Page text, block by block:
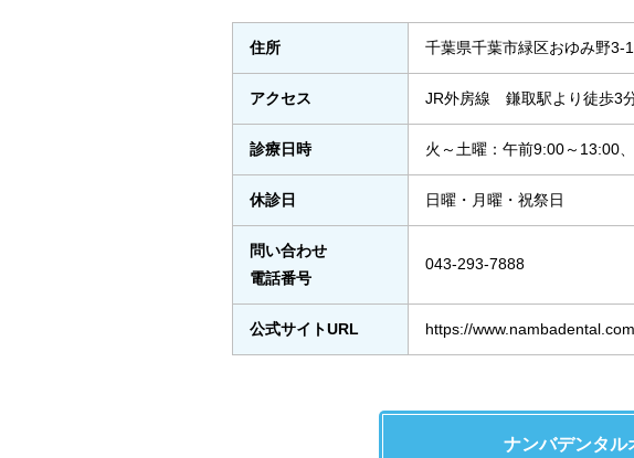
住所 千葉県千葉市緑区おゆみ野3-
アクセス JR外房線 鎌取駅より徒歩3
診療日時 火～土曜：午前9:00～13:00
休診日 日曜・月曜・祝祭日
問い合わせ
電話番号
043-293-7888
公式サイトURL https://
ナンバデンタル